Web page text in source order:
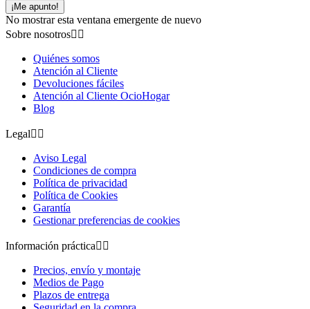
¡Me apunto!
No mostrar esta ventana emergente de nuevo
Sobre nosotros 
Quiénes somos
Atención al Cliente
Devoluciones fáciles
Atención al Cliente OcioHogar
Blog
Legal 
Aviso Legal
Condiciones de compra
Política de privacidad
Política de Cookies
Garantía
Gestionar preferencias de cookies
Información práctica 
Precios, envío y montaje
Medios de Pago
Plazos de entrega